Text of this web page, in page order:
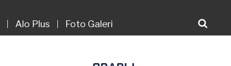
Alo Plus Foto Galeri